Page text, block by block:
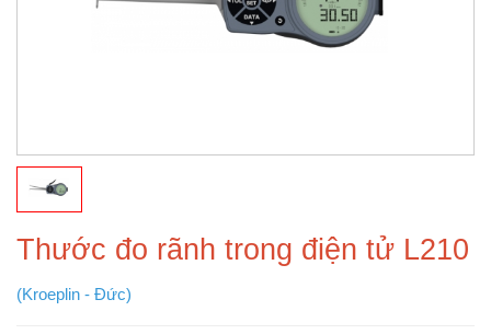
Thước đo rãnh trong điện tử L210
(Kroeplin - Đức)